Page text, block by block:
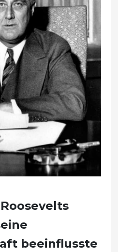
beeinflusste